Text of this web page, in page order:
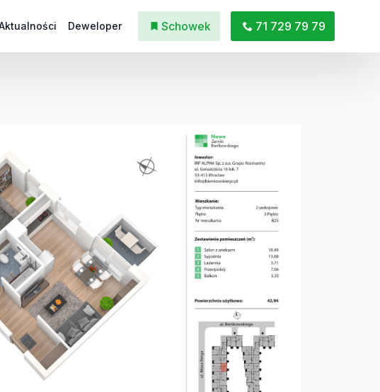
Deweloper Schowek 71 729 79 79